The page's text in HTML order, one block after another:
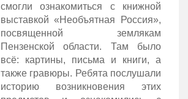
смогли ознакомиться с книжной
выставкой «Необъятная Россия»,
посвященной землякам
Пензенской области. Там было
всё: картины, письма и книги, а
также гравюры. Ребята послушали
историю возникновения этих